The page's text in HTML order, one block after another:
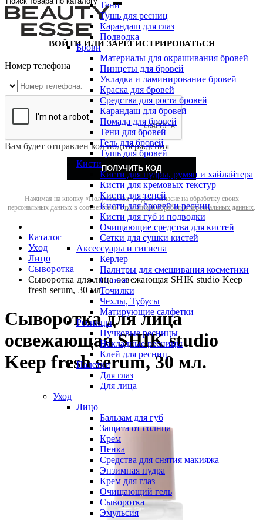
Тени
Тушь для ресниц
Карандаш для глаз
Подводка
Брови
Материалы для окрашивания бровей
Пинцеты для бровей
Укладка и ламинирование бровей
Краска для бровей
Средства для роста бровей
Карандаш для бровей
Помада для бровей
Тени для бровей
Гель для бровей
Тушь для бровей
Кисти
Кисти для пудры, румян и хайлайтера
Кисти для кремовых текстур
Кисти для теней
Кисти для бровей и ресниц
Кисти для губ и подводки
Очищающие средства для кистей
Сетки для сушки кистей
Аксессуары и гигиена
Керлер
Палитры для смешивания косметики
Спонж
Точилки
Чехлы, Тубусы
Матирующие салфетки
Ресницы
Пучковые ресницы
Накладные ресницы
Клей для ресниц
Палетки
Для глаз
Для лица
Уход
Лицо
Бальзам для губ
Защита от солнца
Крем
Пенка
Средства для снятия макияжа
Энзимная пудра
Крем для глаз
Очищающий гель
Сыворотка
Эмульсия
ВОЙТИ ИЛИ ЗАРЕГИСТРИРОВАТЬСЯ
Номер телефона
Вам будет отправлен код подтверждения
ПОЛУЧИТЬ КОД
Нажимая на кнопку «Получить код», я даю согласие на обработку своих
персональных данных в соответствии сполитикой обработки персональных данных.
Каталог
Уход
Лицо
Сыворотка
Сыворотка для лица освежающая SHIK studio Keep
fresh serum, 30 мл.
Сыворотка для лица
освежающая SHIK studio
Keep fresh serum, 30 мл.